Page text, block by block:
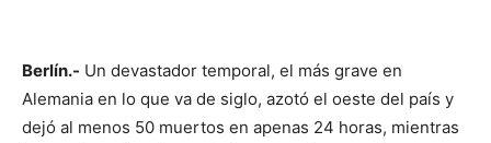
Berlín.- Un devastador temporal, el más grave en
Alemania en lo que va de siglo, azotó el oeste del país y
dejó al menos 50 muertos en apenas 24 horas, mientras